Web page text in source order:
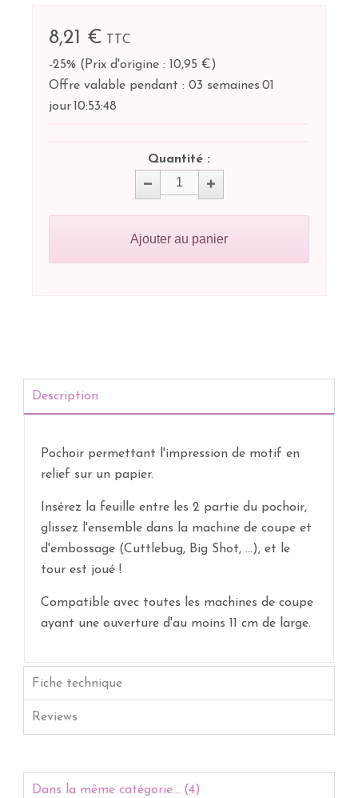
8,21 €
TTC
-25% ( Prix d'origine : 10,95 €)
Offre valable pendant : 03 semaines 01
jour 10:53:48
Quantité :
Ajouter au panier
Description
Pochoir permettant l'impression de motif en
relief sur un papier.
Insérez la feuille entre les 2 partie du pochoir,
glissez l'ensemble dans la machine de coupe et
d'embossage (Cuttlebug, Big Shot, ...), et le
tour est joué !
Compatible avec toutes les machines de coupe
ayant une ouverture d'au moins 11 cm de large.
Fiche technique
Reviews
Dans la même catégorie... (4)